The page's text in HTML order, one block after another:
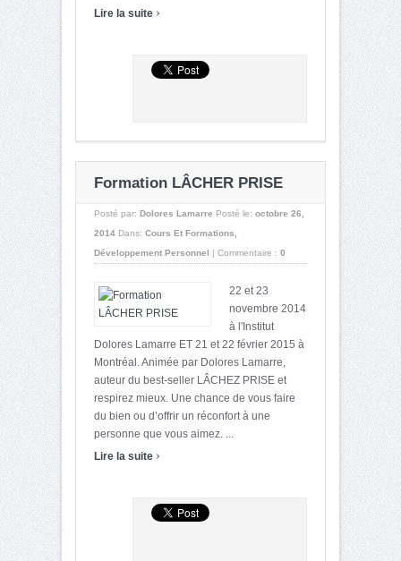
Lire la suite ›
Formation LÂCHER PRISE
Posté par: Dolores Lamarre Posté le: octobre 26,
2014 Dans: Cours Et Formations
Développement Personnel | Commentaire : 0
22 et 23
novembre 2014
à l'Institut
Dolores Lamarre ET 21 et 22 février 2015 à
Montréal. Animée par Dolores Lamarre,
auteur du best-seller LÂCHEZ PRISE et
respirez mieux. Une chance de vous faire
du bien ou d’offrir un réconfort à une
personne que vous aimez. ...
Lire la suite ›